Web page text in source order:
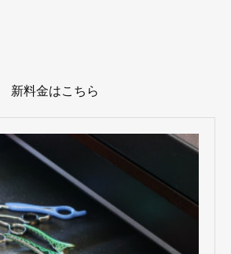
新料金はこちら